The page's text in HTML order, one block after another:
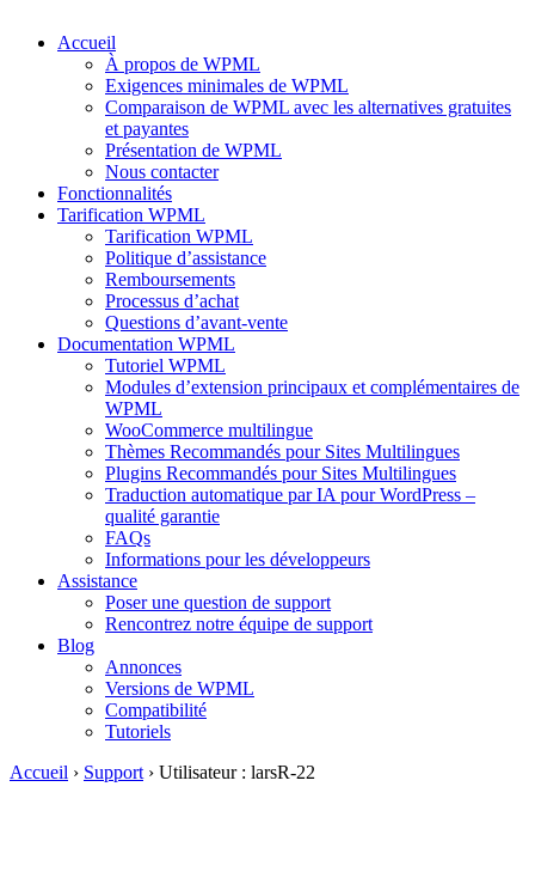
Accueil
À propos de WPML
Exigences minimales de WPML
Comparaison de WPML avec les alternatives gratuites
et payantes
Présentation de WPML
Nous contacter
Fonctionnalités
Tarification WPML
Tarification WPML
Politique d’assistance
Remboursements
Processus d’achat
Questions d’avant-vente
Documentation WPML
Tutoriel WPML
Modules d’extension principaux et complémentaires de
WPML
WooCommerce multilingue
Thèmes Recommandés pour Sites Multilingues
Plugins Recommandés pour Sites Multilingues
Traduction automatique par IA pour WordPress –
qualité garantie
FAQs
Informations pour les développeurs
Assistance
Poser une question de support
Rencontrez notre équipe de support
Blog
Annonces
Versions de WPML
Compatibilité
Tutoriels
Accueil › Support › Utilisateur : larsR-22